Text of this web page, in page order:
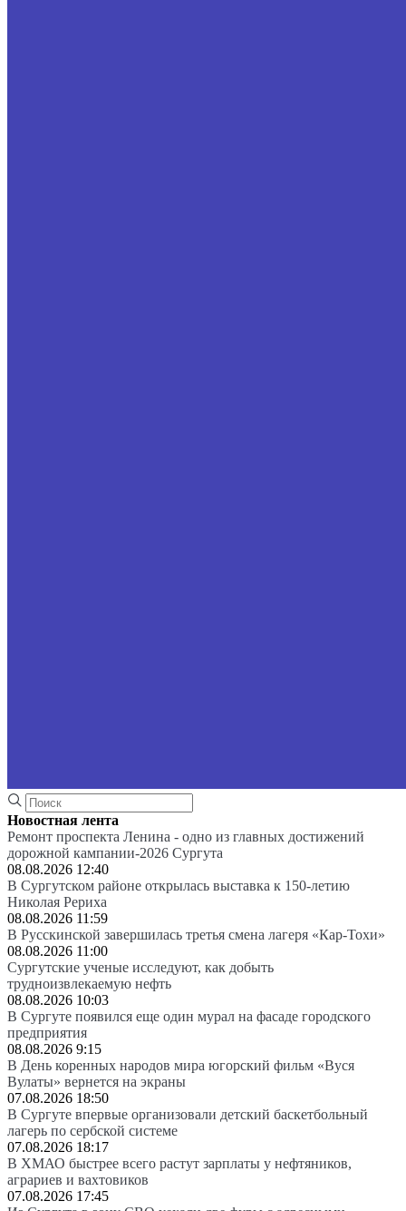
Новостная лента
Ремонт проспекта Ленина - одно из главных достижений
дорожной кампании-2026 Сургута
08.08.2026 12:40
В Сургутском районе открылась выставка к 150-летию
Николая Рериха
08.08.2026 11:59
В Русскинской завершилась третья смена лагеря «Кар-Тохи»
08.08.2026 11:00
Сургутские ученые исследуют, как добыть
трудноизвлекаемую нефть
08.08.2026 10:03
В Сургуте появился еще один мурал на фасаде городского
предприятия
08.08.2026 9:15
В День коренных народов мира югорский фильм «Вуся
Вулаты» вернется на экраны
07.08.2026 18:50
В Сургуте впервые организовали детский баскетбольный
лагерь по сербской системе
07.08.2026 18:17
В ХМАО быстрее всего растут зарплаты у нефтяников,
аграриев и вахтовиков
07.08.2026 17:45